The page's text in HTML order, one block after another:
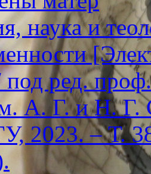
наука и
под ред.
А. Г. и Н. Г.
2023. – Т.